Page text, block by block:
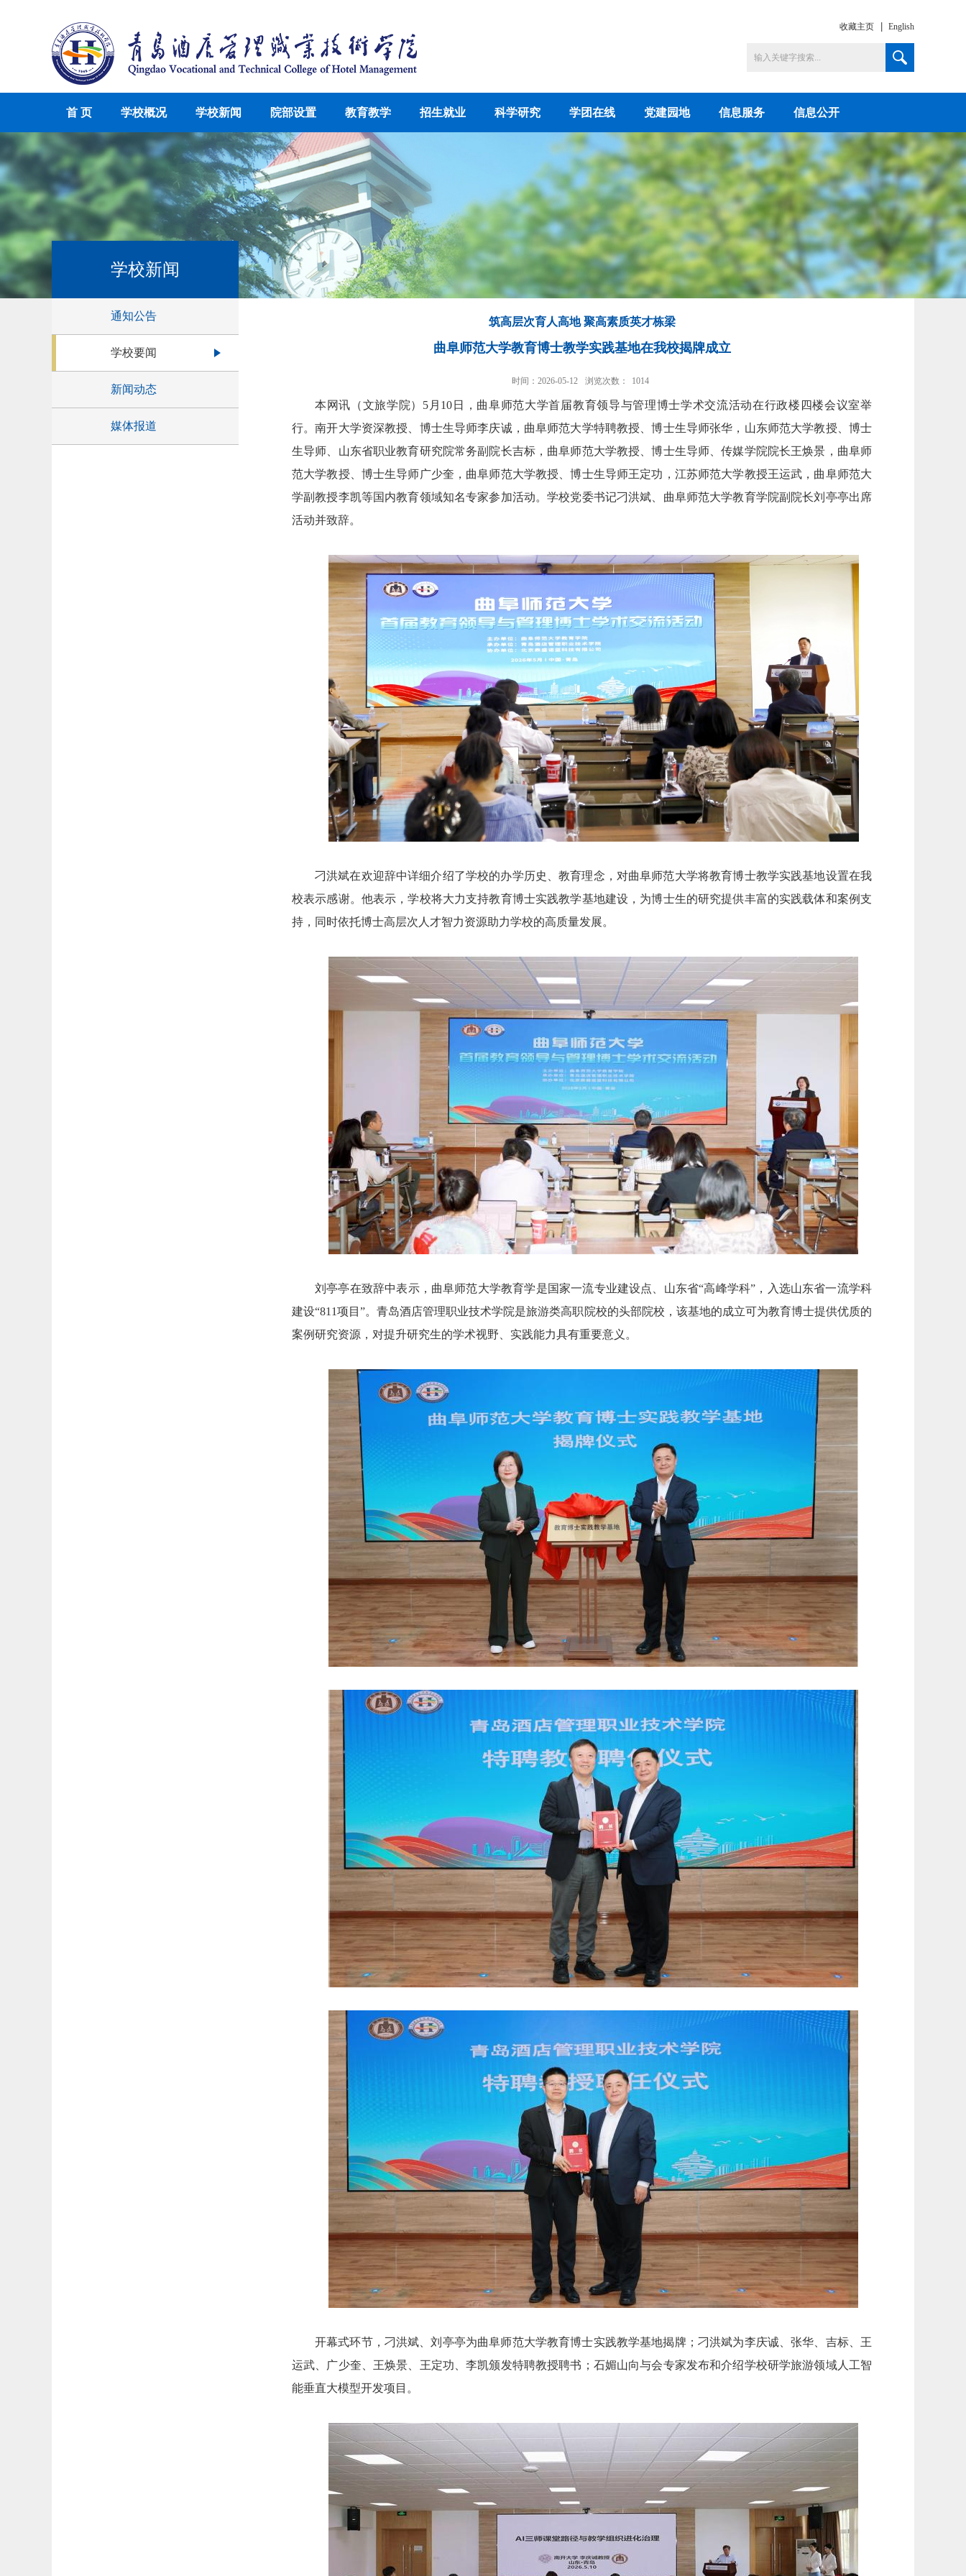
收藏主页 English
首 页 学校概况 学校新闻 院部设置 教育教学 招生就业 科学研究 学团在线 党建园地 信息服务 信息公开
学校新闻
通知公告
学校要闻
新闻动态
媒体报道
筑高层次育人高地 聚高素质英才栋梁
曲阜师范大学教育博士教学实践基地在我校揭牌成立
时间：2026-05-12 浏览次数： 1014
本网讯 （文旅学院） 5月10日，曲阜师范大学首届教育领导与管理博士学术交流活动在行政楼四楼会议室举
行。南开大学资深教授、博士生导师李庆诚，曲阜师范大学特聘教授、博士生导师张华，山东师范大学教授、博士
生导师、山东省职业教育研究院常务副院长吉标，曲阜师范大学教授、博士生导师、传媒学院院长王焕景，曲阜师
范大学教授、博士生导师广少奎，曲阜师范大学教授、博士生导师王定功，江苏师范大学教授王运武，曲阜师范大
学副教授李凯等国内教育领域知名专家参加活动。学校党委书记刁洪斌、曲阜师范大学教育学院副院长刘亭亭出席
活动并致辞。
刁洪斌在欢迎辞中详细介绍了学校的办学历史、教育理念，对曲阜师范大学将教育博士教学实践基地设置在我
校表示感谢。他表示，学校将大力支持教育博士实践教学基地建设，为博士生的研究提供丰富的实践载体和案例支
持，同时依托博士高层次人才智力资源助力学校的高质量发展。
刘亭亭在致辞中表示，曲阜师范大学教育学是国家一流专业建设点、山东省“高峰学科”，入选山东省一流学科
建设“811项目”。青岛酒店管理职业技术学院是旅游类高职院校的头部院校，该基地的成立可为教育博士提供优质的
案例研究资源，对提升研究生的学术视野、实践能力具有重要意义。
开幕式环节，刁洪斌、刘亭亭为曲阜师范大学教育博士实践教学基地揭牌；刁洪斌为李庆诚、张华、吉标、王
运武、广少奎、王焕景、王定功、李凯颁发特聘教授聘书；石媚山向与会专家发布和介绍学校研学旅游领域人工智
能垂直大模型开发项目。